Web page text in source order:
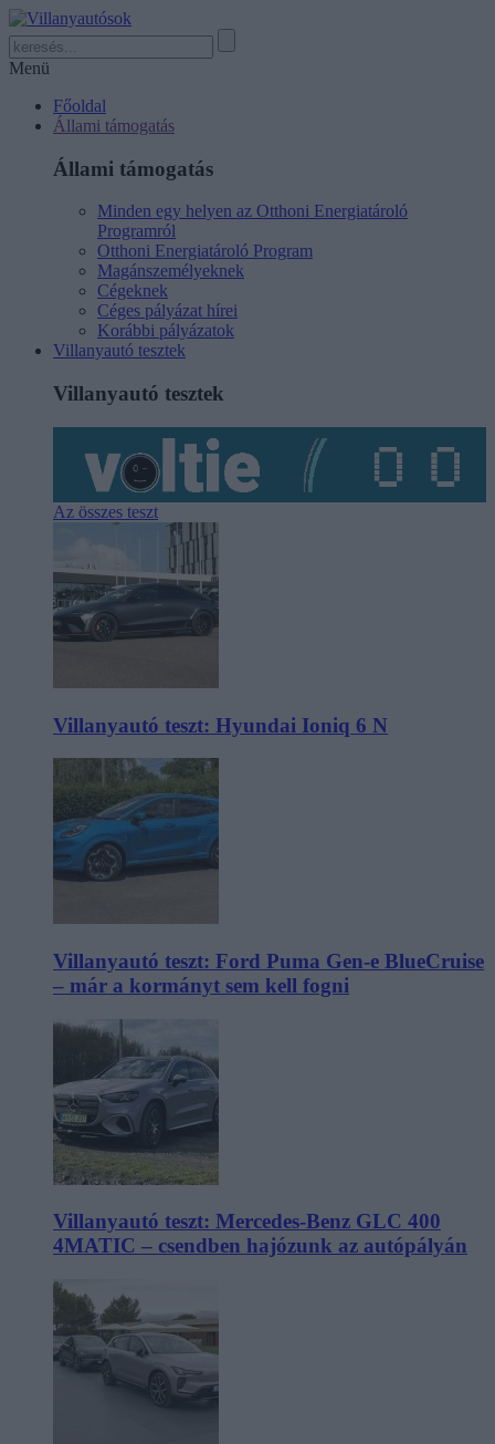
Menü
Főoldal
Állami támogatás
Állami támogatás
Minden egy helyen az Otthoni Energiatároló
Programról
Otthoni Energiatároló Program
Magánszemélyeknek
Cégeknek
Céges pályázat hírei
Korábbi pályázatok
Villanyautó tesztek
Villanyautó tesztek
Az összes teszt
Villanyautó teszt: Hyundai Ioniq 6 N
Villanyautó teszt: Ford Puma Gen-e BlueCruise
– már a kormányt sem kell fogni
Villanyautó teszt: Mercedes-Benz GLC 400
4MATIC – csendben hajózunk az autópályán